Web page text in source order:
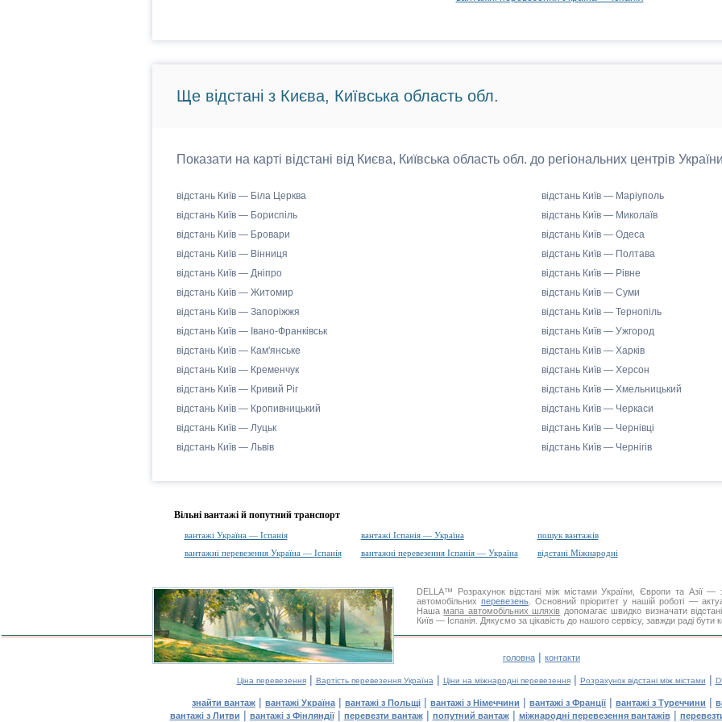
Ще відстані з Києва, Київська область обл.
Показати на карті відстані від Києва, Київська область обл. до регіональних центрів
відстань Київ — Біла Церква
відстань Київ — Бориспіль
відстань Київ — Бровари
відстань Київ — Вінниця
відстань Київ — Дніпро
відстань Київ — Житомир
відстань Київ — Запоріжжя
відстань Київ — Івано-Франківськ
відстань Київ — Кам'янське
відстань Київ — Кременчук
відстань Київ — Кривий Ріг
відстань Київ — Кропивницький
відстань Київ — Луцьк
відстань Київ — Львів
відстань Київ — Маріуполь
відстань Київ — Миколаїв
відстань Київ — Одеса
відстань Київ — Полтава
відстань Київ — Рівне
відстань Київ — Суми
відстань Київ — Тернопіль
відстань Київ — Ужгород
відстань Київ — Харків
відстань Київ — Херсон
відстань Київ — Хмельницький
відстань Київ — Черкаси
відстань Київ — Чернівці
відстань Київ — Чернігів
Вільні вантажі й попутний транспорт
вантажі Україна — Іспанія вантажі Іспанія — Україна
пошук вантажів
вантажні перевезення Україна — Іспанія
вантажні перевезення Іспанія — Україна відстані Міжнародні
DELLA™ Розрахунок відстані між містами України, Європи та Азії —
автомобільнихперевезень . Основний пріоритет у нашій роботі —
Нашамапа автомобільних шляхів допомагає швидко визначати
Київ — Іспанія. Дякуємо за цікавість до нашого сервісу, завжди раді
головна | контакти
Ціна перевезення| Вартість перевезення Україна | Ціни на міжнародні перевезення| Розрахунок відстані між містами |
знайти вантаж | вантажі Україна | вантажі з Польщі | вантажі з Німеччини | вантажі з Франції| вантажі з Туреччини |
вантажі з Литви | вантажі з Фінляндії| перевезти вантаж| попутний вантаж| міжнародні перевезення вантажів|